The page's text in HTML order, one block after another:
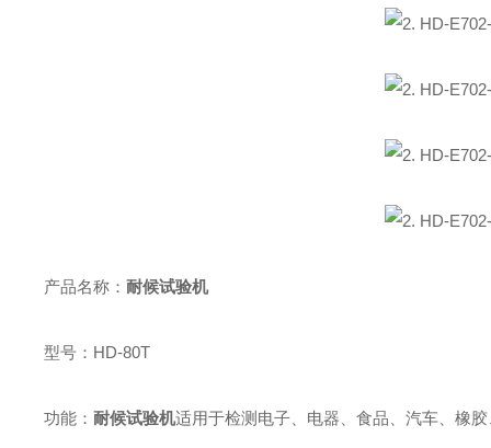
产品名称： 耐候试验机
型号：HD-80T
功能： 耐候试验机适用于检测电子、电器、食品、汽车、橡